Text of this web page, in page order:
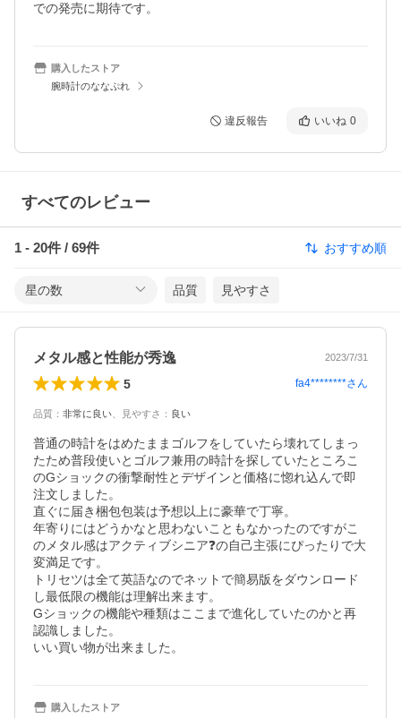
での発売に期待です。
購入したストア
腕時計のななぷれ
違反報告 いいね 0
すべてのレビュー
1 - 20件 / 69件 おすすめ順
星の数 品質 見やすさ
メタル感と性能が秀逸 2023/7/31
5 fa4********さん
品質 ： 非常に良い 見やすさ ： 良い
普通の時計をはめたままゴルフをしていたら壊れてしまっ
たため普段使いとゴルフ兼用の時計を探していたところこ
のGショックの衝撃耐性とデザインと価格に惚れ込んで即
注文しました。
直ぐに届き梱包包装は予想以上に豪華で丁寧。
年寄りにはどうかなと思わないこともなかったのですがこ
のメタル感はアクティブシニア❓️の自己主張にぴったりで大
変満足です。
トリセツは全て英語なのでネットで簡易版をダウンロード
し最低限の機能は理解出来ます。
Gショックの機能や種類はここまで進化していたのかと再
認識しました。
いい買い物が出来ました。
購入したストア